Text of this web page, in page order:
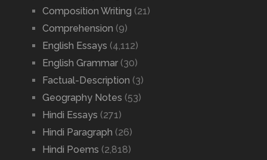
Composition Writing (21)
Comprehension (9)
English Essays (4,112)
English Grammar(30)
Factual-Description (3)
Geography Notes (53)
Hindi Essays (271)
Hindi Paragraph (26)
Hindi Poems (2,818)